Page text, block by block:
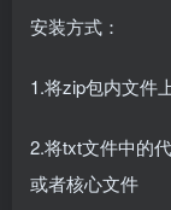
安装方式：
1.将zip包内文件
2.将txt文件中的
或者核心文件